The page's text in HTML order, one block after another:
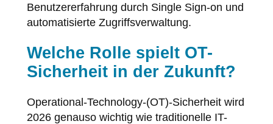
Benutzererfahrung durch Single Sign-on und
automatisierte Zugriffsverwaltung.
Welche Rolle spielt OT-
Sicherheit in der Zukunft?
Operational-Technology-(OT)-Sicherheit wird
2026 genauso wichtig wie traditionelle IT-